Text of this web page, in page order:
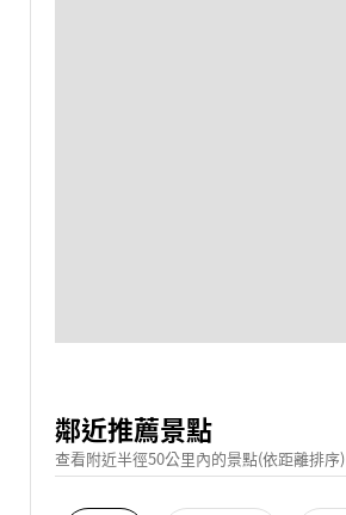
鄰近推薦景點
查看附近半徑50公里內的景點(依距離排序)